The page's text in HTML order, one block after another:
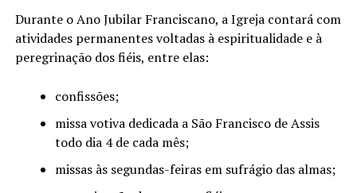
Durante o Ano Jubilar Franciscano, a Igreja contará com
atividades permanentes voltadas à espiritualidade e à
peregrinação dos fiéis, entre elas:
confissões;
missa votiva dedicada a São Francisco de Assis
todo dia 4 de cada mês;
missas às segundas-feiras em sufrágio das almas;